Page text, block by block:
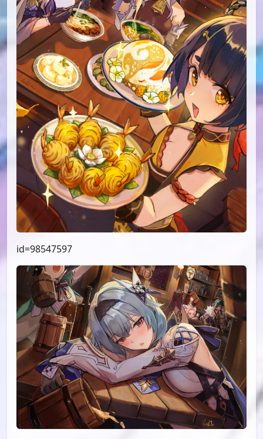
id=98547597